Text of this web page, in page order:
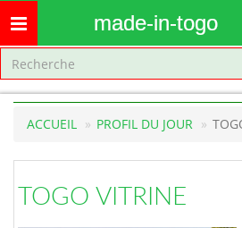
Toggle
navigation
made-in-togo
ACCUEIL PROFIL DU JOUR
TOGO VITRINE